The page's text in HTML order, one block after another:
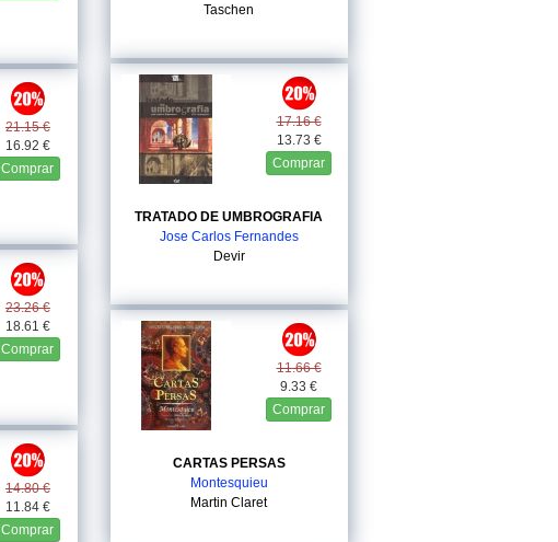
21.15 €
16.92 €
Comprar
23.26 €
18.61 €
Comprar
14.80 €
11.84 €
Comprar
Taschen
17.16 €
13.73 €
Comprar
TRATADO DE UMBROGRAFIA
Jose Carlos Fernandes
Devir
11.66 €
9.33 €
Comprar
CARTAS PERSAS
Montesquieu
Martin Claret